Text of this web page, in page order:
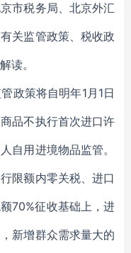
市税务局、北京外汇
关监管政策、税收政
读。
政策将自明年1月1日
品不执行首次进口许
自用进境物品监管。
限额内零关税、进口
70%征收基础上，进
新增群众需求量大的